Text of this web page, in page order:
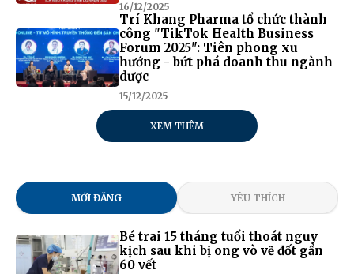
16/12/2025
Trí Khang Pharma tổ chức thành
công "TikTok Health Business
Forum 2025": Tiên phong xu
hướng - bứt phá doanh thu ngành
dược
15/12/2025
XEM THÊM
MỚI ĐĂNG YÊU THÍCH
Bé trai 15 tháng tuổi thoát nguy
kịch sau khi bị ong vò vẽ đốt gần
60 vết